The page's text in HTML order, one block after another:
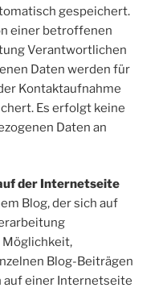
gespeichert.
einer betroffenen
Verantwortlichen
Daten werden für
Kontaktaufnahme
Es erfolgt keine
Daten an
der Internetseite
Blog, der sich auf
Blog-Beiträgen
auf einer Internetseite